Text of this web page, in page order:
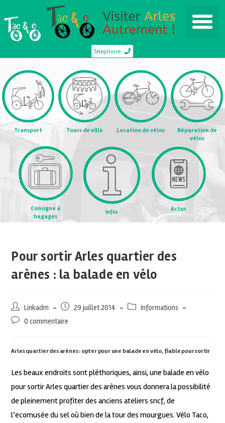
Telephone
Transport Tours de ville Location de vélos
Réparation de
vélos
Consigne à
bagages
Infos Actus
Pour sortir Arles quartier des
arènes : la balade en vélo
Linkadm 29 juillet 2014
Informations
0 commentaire
Arles quartier des arènes : opter pour une balade en vélo, fiable pour sortir
Les beaux endroits sont pléthoriques, ainsi, une balade en vélo
pour sortir Arles quartier des arènes vous donnera la possibilité
de pleinement profiter des anciens ateliers sncf, de
l’ecomusée du sel où bien de la tour des mourgues. Vélo Taco,